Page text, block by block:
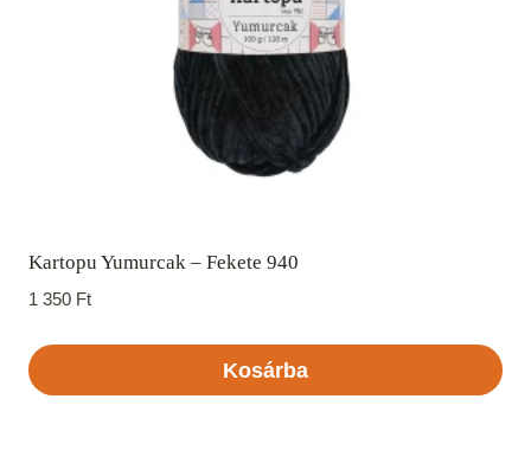
Kartopu Yumurcak – Fekete 940
1 350 Ft
Kosárba